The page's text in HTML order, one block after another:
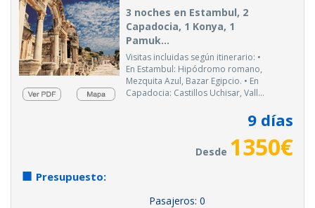
3 noches en Estambul, 2
Capadocia, 1 Konya, 1
Pamuk...
Visitas incluidas según itinerario: •
En Estambul: Hipódromo romano,
Mezquita Azul, Bazar Egipcio. • En
Capadocia: Castillos Uchisar, Vall...
9 días
Desde 1350€
Presupuesto:
Pasajeros: 0